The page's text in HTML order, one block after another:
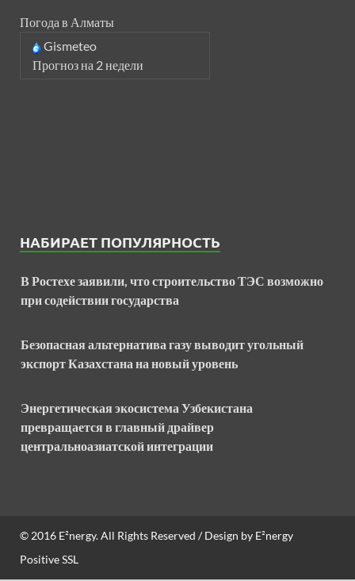
Погода в Алматы
Gismeteo
Прогноз на 2 недели
НАБИРАЕТ ПОПУЛЯРНОСТЬ
В Ростехе заявили, что строительство ТЭС возможно
при содействии государства
Безопасная альтернатива газу выводит угольный
экспорт Казахстана на новый уровень
Энергетическая экосистема Узбекистана
превращается в главный драйвер
центральноазиатской интеграции
© 2016 E²nergy. All Rights Reserved / Design by E²nergy
Positive SSL